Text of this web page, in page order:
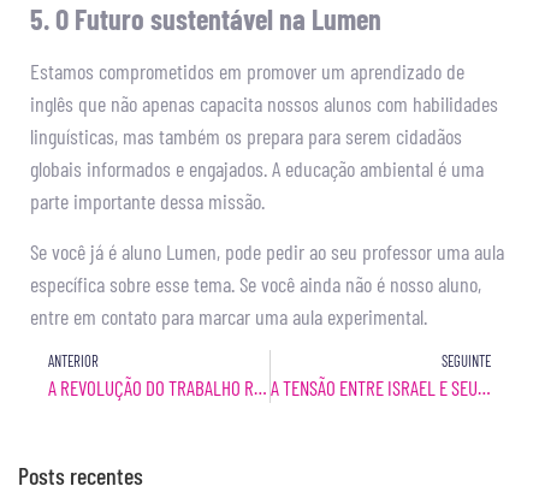
5. O Futuro sustentável na Lumen
Estamos comprometidos em promover um aprendizado de
inglês que não apenas capacita nossos alunos com habilidades
linguísticas, mas também os prepara para serem cidadãos
globais informados e engajados. A educação ambiental é uma
parte importante dessa missão.
Se você já é aluno Lumen, pode pedir ao seu professor uma aula
específica sobre esse tema. Se você ainda não é nosso aluno,
entre em contato para marcar uma aula experimental.
ANTERIOR
A REVOLUÇÃO DO TRABALHO REMOTO: VOCABULÁRIO E EXPRESSÕES EM INGLÊS QUE VOCÊ PRECISA CONHECER
SEGUINTE
A TENSÃO ENTRE ISRAEL E SEUS VIZINHOS: UM GUIA PRÁTICO PARA ESTUDANTES DE INGLÊS
Posts recentes